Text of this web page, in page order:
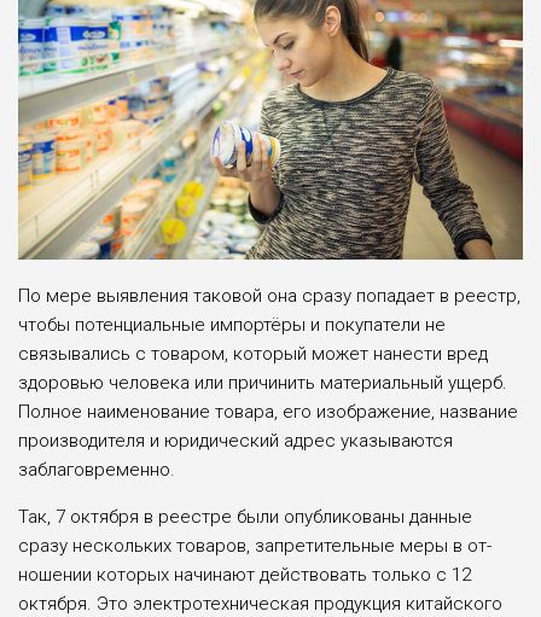
По мере выявления таковой она сразу попадает в реестр,
чтобы по­тенциальные импортёры и покупа­тели не
связывались с товаром, ко­торый может нанести вред
здоровью человека или причинить материаль­ный ущерб.
Полное наименование товара, его изображение, название
производителя и юридический адрес указываются
заблаговременно.
Так, 7 октября в реестре были опу­бликованы данные
сразу нескольких товаров, запретительные меры в от­
ношении которых начинают действо­вать только с 12
октября. Это электро­техническая продукция китайского